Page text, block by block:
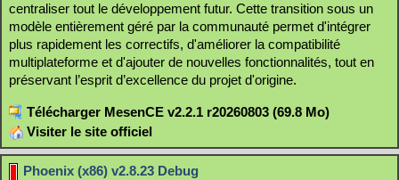
centraliser tout le développement futur. Cette transition sous un
modèle entièrement géré par la communauté permet d'intégrer
plus rapidement les correctifs, d'améliorer la compatibilité
multiplateforme et d'ajouter de nouvelles fonctionnalités, tout en
préservant l’esprit d’excellence du projet d'origine.
Télécharger MesenCE v2.2.1 r20260803 (69.8 Mo)
Visiter le site officiel
Phoenix (x86) v2.8.23 Debug